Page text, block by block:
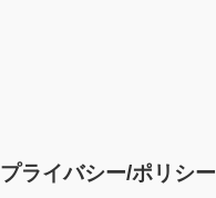
プライバシー/ポリシー